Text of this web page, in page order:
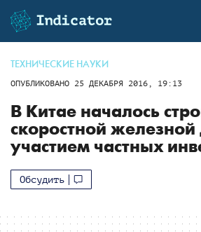
ТЕХНИЧЕСКИЕ НАУКИ
ОПУБЛИКОВАНО 25 ДЕКАБРЯ 2016, 19:13
В Китае началось
скоростной железной
участием частных
Обсудить